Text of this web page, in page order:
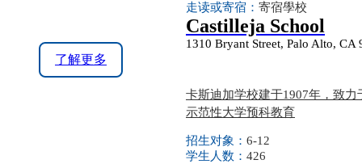
走读或寄宿： 寄宿學校
了解更多
Castilleja School
1310 Bryant Street, Palo Alto, CA
卡斯迪加学校建于1907年，致
示范性大学预科教育
招生对象： 6-12
学生人数： 426